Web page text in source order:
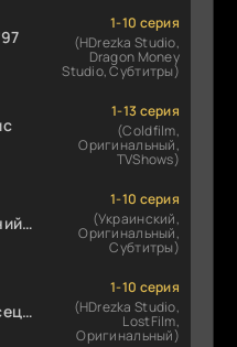
1-10 серия
(HDrezka Studio,
Dragon Money
Studio, Субтитры)
1-13 серия
(Coldfilm,
Оригинальный,
TVShows)
1-10 серия
(Украинский,
Оригинальный,
Субтитры)
в
1-10 серия
(HDrezka Studio,
LostFilm,
Оригинальный)